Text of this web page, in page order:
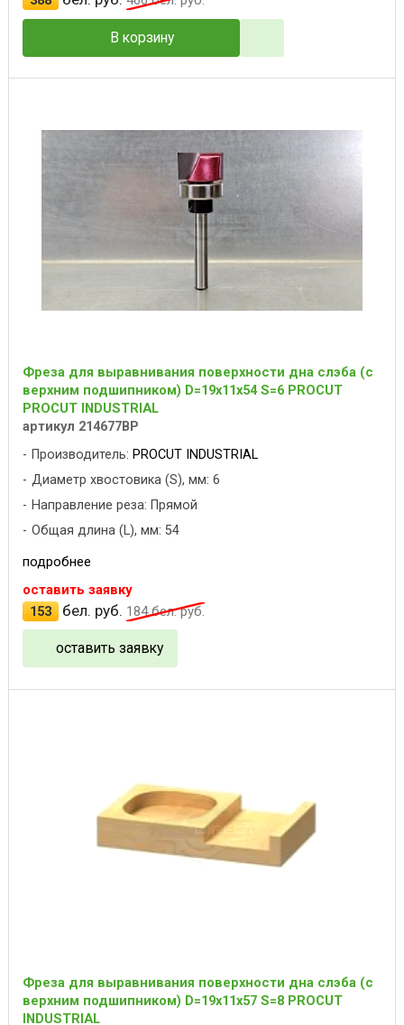
В корзину
Фреза для выравнивания поверхности дна слэба (с
верхним подшипником) D=19x11x54 S=6 PROCUT
PROCUT INDUSTRIAL
артикул 214677BP
Производитель: PROCUT INDUSTRIAL
Диаметр хвостовика (S), мм: 6
Направление реза: Прямой
Общая длина (L), мм: 54
подробнее
оставить заявку
153
бел. руб. 184бел. руб.
оставить заявку
Фреза для выравнивания поверхности дна слэба (с
верхним подшипником) D=19x11x57 S=8 PROCUT
INDUSTRIAL